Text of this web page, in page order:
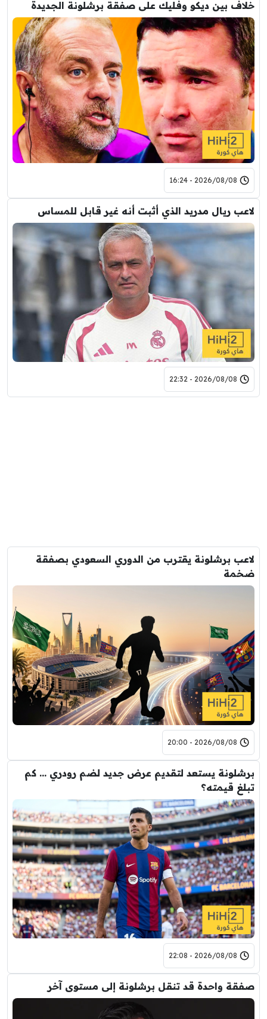
خلاف بين ديكو وفليك على صفقة برشلونة الجديدة
2026/08/08 - 16:24
لاعب ريال مدريد الذي أثبت أنه غير قابل للمساس
2026/08/08 - 22:32
لاعب برشلونة يقترب من الدوري السعودي بصفقة
ضخمة
2026/08/08 - 20:00
برشلونة يستعد لتقديم عرض جديد لضم رودري … كم
تبلغ قيمته؟
2026/08/08 - 22:08
صفقة واحدة قد تنقل برشلونة إلى مستوى آخر